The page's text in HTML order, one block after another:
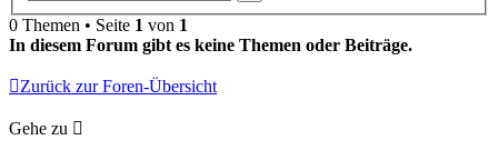
0 Themen • Seite 1 von 1
In diesem Forum gibt es keine Themen oder Beiträge.
Zurück zur Foren-Übersicht
Gehe zu